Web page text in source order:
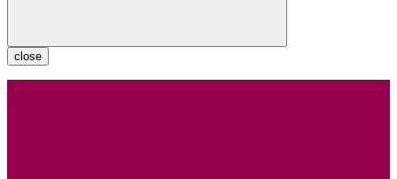
close